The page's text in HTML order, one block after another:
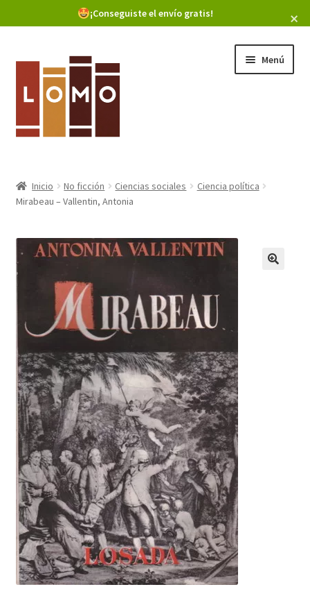
Buscar libros
¡Conseguiste el envío gratis! ×
la
navegación
contenido
Menú
Libros
hijo
Inicio No ficción Ciencias sociales
Ciencia política
Mirabeau – Vallentin, Antonia